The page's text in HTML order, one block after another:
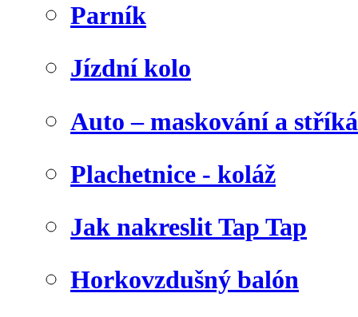
Parník
Jízdní kolo
Auto – maskování a
Plachetnice - koláž
Jak nakreslit Tap Tap
Horkovzdušný balón